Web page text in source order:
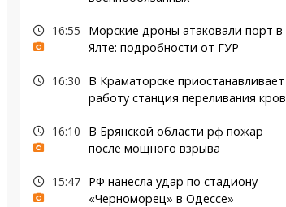
16:55
Морские дроны атаковали порт в
Ялте: подробности от ГУР
16:30
В Краматорске приостанавливает
работу станция переливания
16:10
В Брянской области рф пожар
после мощного взрыва
15:47
РФ нанесла удар по стадиону
«Черноморец» в Одессе»